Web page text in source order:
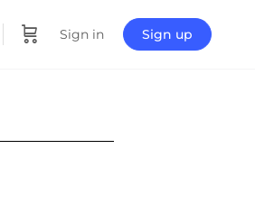
Sign in Sign up